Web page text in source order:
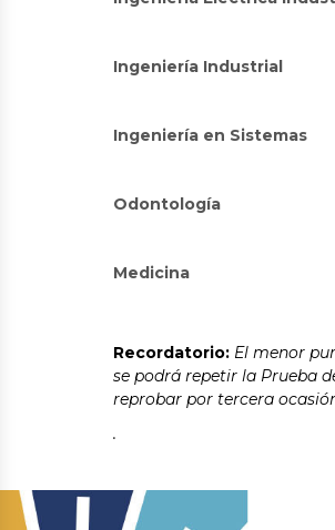
Ingeniería Industrial
Ingeniería en Sistemas
Odontología
Medicina
Recordatorio: El menor
se podrá repetir la Prueba
reprobar por tercera
.